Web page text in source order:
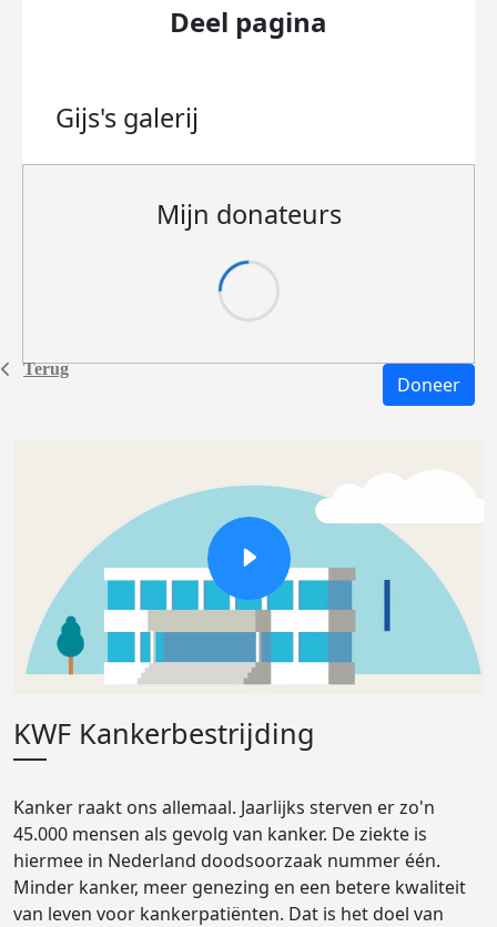
Terug
Deel pagina
Gijs's galerij
Mijn donateurs
Doneer
KWF Kankerbestrijding
Kanker raakt ons allemaal. Jaarlijks sterven er zo'n
45.000 mensen als gevolg van kanker. De ziekte is
hiermee in Nederland doodsoorzaak nummer één.
Minder kanker, meer genezing en een betere kwaliteit
van leven voor kankerpatiënten. Dat is het doel van